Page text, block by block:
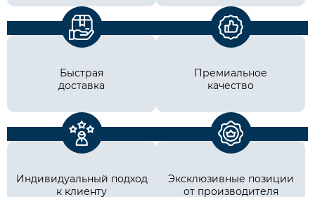
Быстрая
доставка
Премиальное
качество
Индивидуальный подход
к клиенту
Эксклюзивные позиции
от производителя